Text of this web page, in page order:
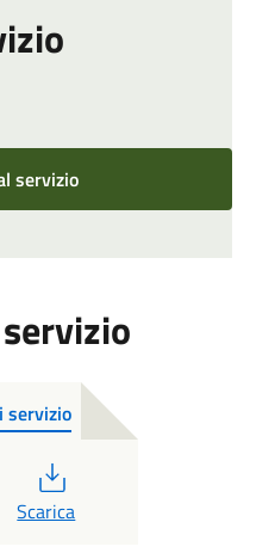
servizio
servizio
Scarica